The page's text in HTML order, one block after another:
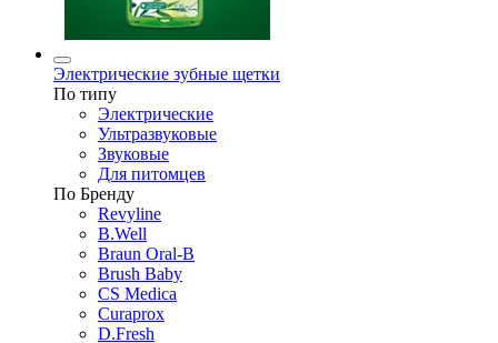
Электрические зубные щетки
По типу
Электрические
Ультразвуковые
Звуковые
Для питомцев
По Бренду
Revyline
B.Well
Braun Oral-B
Brush Baby
CS Medica
Curaprox
D.Fresh